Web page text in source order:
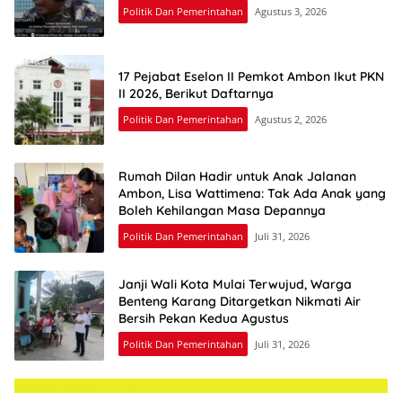
Politik Dan Pemerintahan Agustus 3, 2026
17 Pejabat Eselon II Pemkot Ambon Ikut PKN
II 2026, Berikut Daftarnya
Politik Dan Pemerintahan Agustus 2, 2026
Rumah Dilan Hadir untuk Anak Jalanan
Ambon, Lisa Wattimena: Tak Ada Anak yang
Boleh Kehilangan Masa Depannya
Politik Dan Pemerintahan Juli 31, 2026
Janji Wali Kota Mulai Terwujud, Warga
Benteng Karang Ditargetkan Nikmati Air
Bersih Pekan Kedua Agustus
Politik Dan Pemerintahan Juli 31, 2026